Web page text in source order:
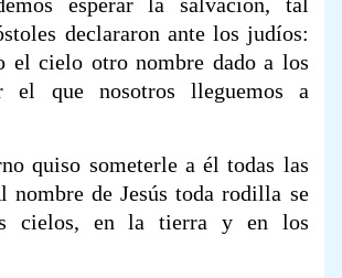
declararon ante los judíos:
el cielo otro nombre dado a los
el que nosotros lleguemos a
quiso someterle a él todas las
nombre de Jesús toda rodilla se
cielos, en la tierra y en los